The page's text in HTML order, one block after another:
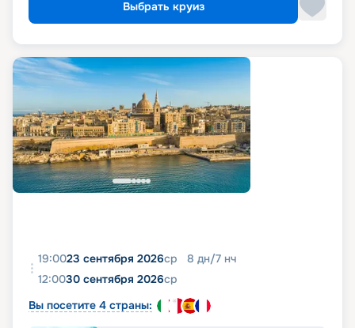
Выбрать круиз
19:0023 сентября 2026ср 8 дн/7 нч
12:0030 сентября 2026ср
Вы посетите 4 страны: